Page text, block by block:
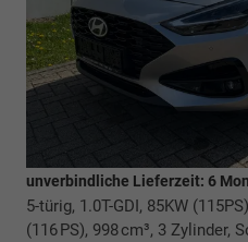
unverbindliche Lieferzeit: 6
5-türig, 1.0T-GDI, 85KW
(116 PS), 998 cm³, 3 Zylinder,